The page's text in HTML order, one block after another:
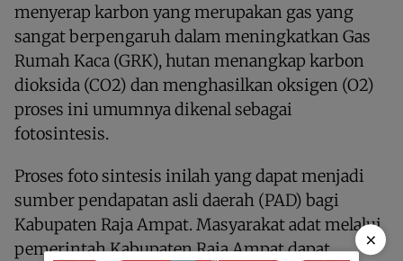
menyerap karbon yang merupakan gas yang
sangat berpengaruh dalam meningkatkan Gas
Rumah Kaca (GRK), hutan menangkap karbon
dioksida (CO2) dan menghasilkan oksigen (O2)
proses ini umumnya dikenal sebagai
fotosintesis.
Proses foto sintesis inilah yang dapat menjadi
sumber pendapatan asli daerah (PAD) bagi
Kabupaten Raja Ampat. Masyarakat adat melalui
pemerintah Kabupaten Raja Ampat dapat
×